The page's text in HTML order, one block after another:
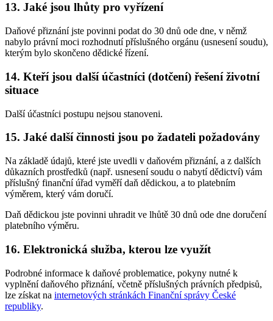
13. Jaké jsou lhůty pro vyřízení
Daňové přiznání jste povinni podat do 30 dnů ode dne, v němž
nabylo právní moci rozhodnutí příslušného orgánu (usnesení soudu),
kterým bylo skončeno dědické řízení.
14. Kteří jsou další účastníci (dotčení) řešení životní
situace
Další účastníci postupu nejsou stanoveni.
15. Jaké další činnosti jsou po žadateli požadovány
Na základě údajů, které jste uvedli v daňovém přiznání, a z dalších
důkazních prostředků (např. usnesení soudu o nabytí dědictví) vám
příslušný finanční úřad vyměří daň dědickou, a to platebním
výměrem, který vám doručí.
Daň dědickou jste povinni uhradit ve lhůtě 30 dnů ode dne doručení
platebního výměru.
16. Elektronická služba, kterou lze využít
Podrobné informace k daňové problematice, pokyny nutné k
vyplnění daňového přiznání, včetně příslušných právních předpisů,
lze získat na internetových stránkách Finanční správy České
republiky.